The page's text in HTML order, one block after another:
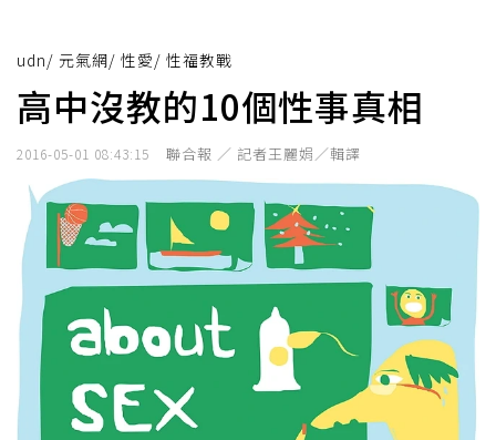
udn/ 元氣網/ 性愛/ 性福教戰
高中沒教的10個性事真相
2016-05-01 08:43:15 聯合報 ／ 記者王麗娟／輯譯